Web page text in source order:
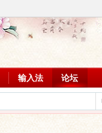
输入法 论坛